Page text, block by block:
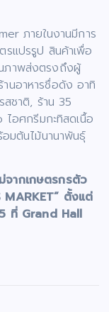
ภายในงานมีการ
แปรรูป สินค้าเพื่อ
ภาพส่งตรงถึงผู้
นอาหารชื่อดัง อาทิ
ชาติ, ร้าน 35
อศกรีมกะทิสดเนื้อ
มต้นไม้นานาพันธุ์
จากเกษตรกรตัว
MARKET” ตั้งแต่
ที่ Grand Hall